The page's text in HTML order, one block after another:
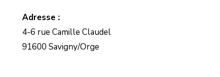
Adresse :
4-6 rue Camille Claudel
91600 Savigny/Orge